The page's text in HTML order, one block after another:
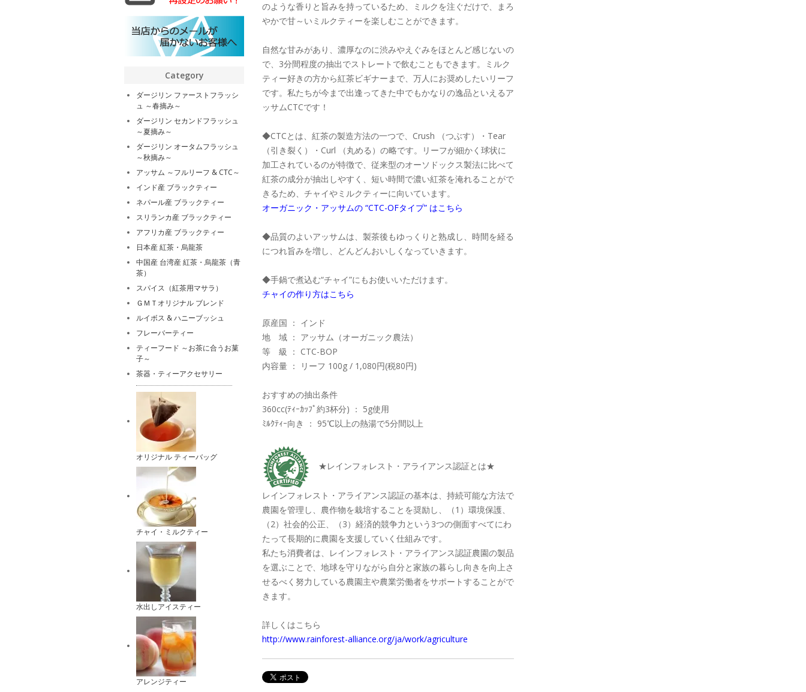
のような香りと旨みを持っているため、ミルクを注ぐだけで、まろ
やかで甘～いミルクティーを楽しむことができます。
自然な甘みがあり、濃厚なのに渋みやえぐみをほとんど感じないの
で、3分間程度の抽出でストレートで飲むこともできます。ミルク
ティー好きの方から紅茶ビギナーまで、万人にお奨めしたいリーフ
です。私たちが今まで出逢ってきた中でもかなりの逸品といえるア
ッサムCTCです！
◆CTCとは、紅茶の製造方法の一つで、Crush （つぶす）・Tear
（引き裂く）・Curl （丸める）の略です。リーフが細かく球状に
加工されているのが特徴で、従来型のオーソドックス製法に比べて
紅茶の成分が抽出しやすく、短い時間で濃い紅茶を淹れることがで
きるため、チャイやミルクティーに向いています。
オーガニック・アッサムの “CTC-OFタイプ” はこちら
◆品質のよいアッサムは、製茶後もゆっくりと熟成し、時間を経る
につれ旨みを増し、どんどんおいしくなっていきます。
◆手鍋で煮込む“チャイ”にもお使いいただけます。
チャイの作り方はこちら
原産国 ： インド
地 域 ： アッサム（オーガニック農法）
等 級 ： CTC-BOP
内容量 ： リーフ 100g / 1,080円(税80円)
おすすめの抽出条件
360cc(ﾃｨｰｶｯﾌﾟ約3杯分) ： 5g使用
ﾐﾙｸﾃｨｰ向き ： 95℃以上の熱湯で5分間以上
★レインフォレスト・アライアンス認証とは★
レインフォレスト・アライアンス認証の基本は、持続可能な方法で
農園を管理し、農作物を栽培することを奨励し、（1）環境保護、
（2）社会的公正、（3）経済的競争力という3つの側面すべてにわ
たって長期的に農園を支援していく仕組みです。
私たち消費者は、レインフォレスト・アライアンス認証農園の製品
を選ぶことで、地球を守りながら自分と家族の暮らし向きを向上さ
せるべく努力している農園主や農業労働者をサポートすることがで
きます。
詳しくはこちら
http://www.rainforest-alliance.org/ja/work/agriculture
Category
ダージリン ファーストフラッシ
ュ ～春摘み～
ダージリン セカンドフラッシュ
～夏摘み～
ダージリン オータムフラッシュ
～秋摘み～
アッサム ～フルリーフ & CTC～
インド産 ブラックティー
ネパール産 ブラックティー
スリランカ産 ブラックティー
アフリカ産 ブラックティー
日本産 紅茶・烏龍茶
中国産 台湾産 紅茶・烏龍茶（青
茶）
スパイス（紅茶用マサラ）
ＧＭＴオリジナル ブレンド
ルイボス & ハニーブッシュ
フレーバーティー
ティーフード ～お茶に合うお菓
子～
茶器・ティーアクセサリー
オリジナル ティーバッグ
チャイ・ミルクティー
水出しアイスティー
アレンジティー